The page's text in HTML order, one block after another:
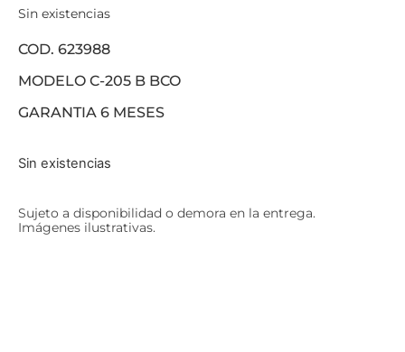
Sin existencias
COD. 623988
MODELO C-205 B BCO
GARANTIA 6 MESES
Sin existencias
Sujeto a disponibilidad o demora en la entrega.
Imágenes ilustrativas.